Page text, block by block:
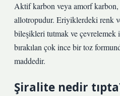
Aktif karbon veya amorf
allotropudur. Eriyiklerdeki renk
bileşikleri tutmak ve çevrelemek
bırakılan çok ince bir toz
maddedir.
Şiralite nedir